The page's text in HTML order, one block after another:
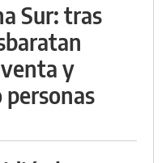
Sur: tras
y